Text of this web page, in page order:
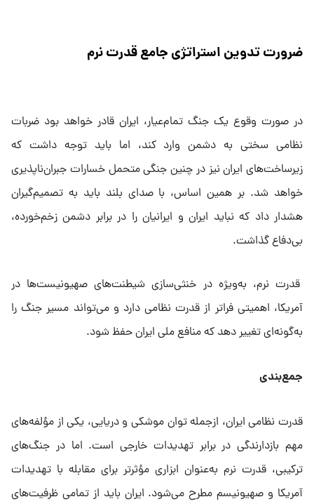
ضرورت تدوین استراتژی جامع قدرت نرم
در صورت وقوع یک جنگ تمام‌عیار، ایران قادر خواهد بود ضربات
نظامی سختی به دشمن وارد کند، اما باید توجه داشت که
زیرساخت‌های ایران نیز در چنین جنگی متحمل خسارات جبران‌ناپذیری
خواهد شد. بر همین اساس، با صدای بلند باید به تصمیم‌گیران
هشدار داد که نباید ایران و ایرانیان را در برابر دشمن زخم‌خورده،
بی‌دفاع گذاشت.
قدرت نرم، به‌ویژه در خنثی‌سازی شیطنت‌های صهیونیست‌ها در
آمریکا، اهمیتی فراتر از قدرت نظامی دارد و می‌تواند مسیر جنگ را
به‌گونه‌ای تغییر دهد که منافع ملی ایران حفظ شود.
جمع‌بندی
قدرت نظامی ایران، ازجمله توان موشکی و دریایی، یکی از مؤلفه‌های
مهم بازدارندگی در برابر تهدیدات خارجی است. اما در جنگ‌های
ترکیبی، قدرت نرم به‌عنوان ابزاری مؤثرتر برای مقابله با تهدیدات
آمریکا و صهیونیسم مطرح می‌شود. ایران باید از تمامی ظرفیت‌های